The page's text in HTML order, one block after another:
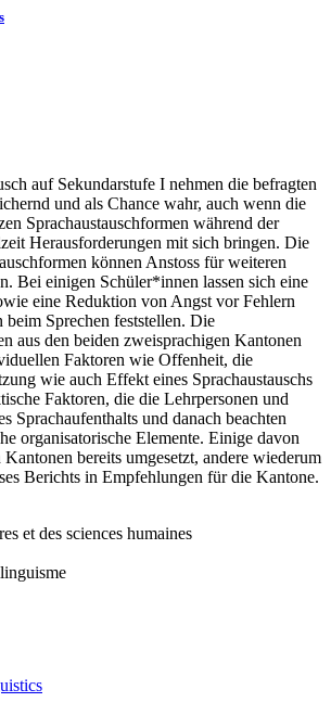
auf Sekundarstufe I nehmen die befragten
und als Chance wahr, auch wenn die
Sprachaustauschformen während der
Herausforderungen mit sich bringen. Die
können Anstoss für weiteren
Bei einigen Schüler*innen lassen sich eine
eine Reduktion von Angst vor Fehlern
Sprechen feststellen. Die
aus den beiden zweisprachigen Kantonen
Faktoren wie Offenheit, die
wie auch Effekt eines Sprachaustauschs
Faktoren, die die Lehrpersonen und
Sprachaufenthalts und danach beachten
organisatorische Elemente. Einige davon
bereits umgesetzt, andere wiederum
Berichts in Empfehlungen für die Kantone.
et des sciences humaines